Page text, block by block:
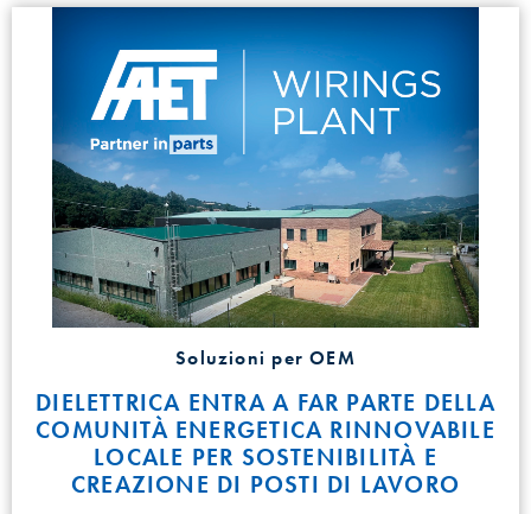
Soluzioni per OEM
DIELETTRICA ENTRA A FAR PARTE DELLA
COMUNITÀ ENERGETICA RINNOVABILE
LOCALE PER SOSTENIBILITÀ E
CREAZIONE DI POSTI DI LAVORO